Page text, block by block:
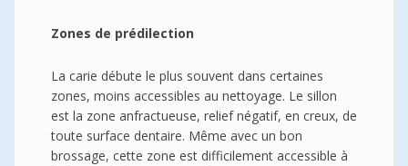
Zones de prédilection
La carie débute le plus souvent dans certaines
zones, moins accessibles au nettoyage. Le sillon
est la zone anfractueuse, relief négatif, en creux, de
toute surface dentaire. Même avec un bon
brossage, cette zone est difficilement accessible à